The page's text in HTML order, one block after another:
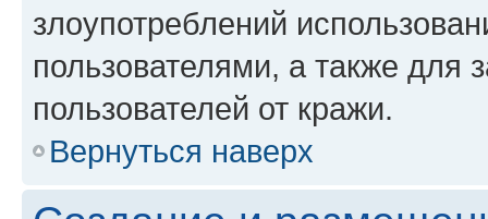
злоупотреблений
пользователями, а также для
пользователей от кражи.
Вернуться наверх